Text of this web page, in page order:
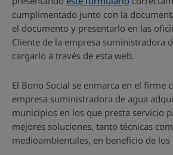
cumplimentado junto con la
el documento y presentarlo en las
Cliente de la empresa suministradora
cargarlo a través de esta web.
El Bono Social se enmarca en el firme
empresa suministradora de agua
municipios en los que presta servicio
mejores soluciones, tanto técnicas
medioambientales, en beneficio de los